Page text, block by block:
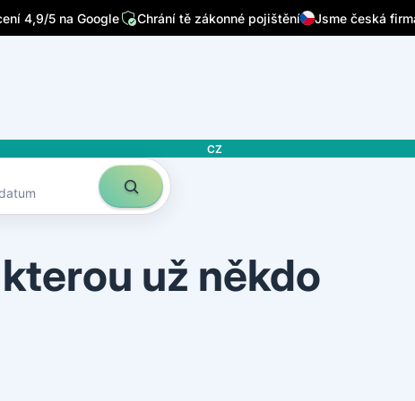
7 Píšou o nás přední česká média Sleduje nás 32 tisíc lidí na
CZ
už někdo